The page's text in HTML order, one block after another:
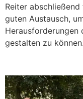
Reiter
guten Austausch,
Herausforderungen
gestalten zu